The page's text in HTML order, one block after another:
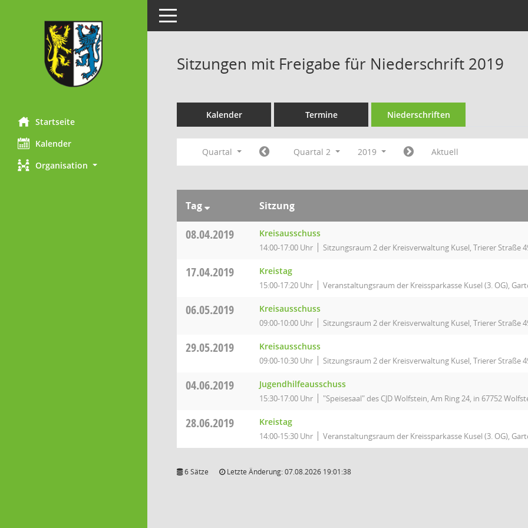
Startseite
Kalender
Organisation
Toggle navigation
Sitzungen mit Freigabe für Niederschrift 2019
Kalender Termine Niederschriften
Quartal Quartal 2 2019 Aktuell
Tag Sitzung
08.04.2019 Kreisausschuss
14:00-17:00 Uhr Sitzungsraum 2 der Kreisverwaltung Kusel, Trierer Straße
17.04.2019 Kreistag
15:00-17:20 Uhr Veranstaltungsraum der Kreissparkasse Kusel (3. OG),
06.05.2019 Kreisausschuss
09:00-10:00 Uhr Sitzungsraum 2 der Kreisverwaltung Kusel, Trierer Straße
29.05.2019 Kreisausschuss
09:00-10:30 Uhr Sitzungsraum 2 der Kreisverwaltung Kusel, Trierer Straße
04.06.2019 Jugendhilfeausschuss
15:30-17:00 Uhr "Speisesaal" des CJD Wolfstein, Am Ring 24, in 67752
28.06.2019 Kreistag
14:00-15:30 Uhr Veranstaltungsraum der Kreissparkasse Kusel (3. OG),
6 Sätze Letzte Änderung: 07.08.2026 19:01:38